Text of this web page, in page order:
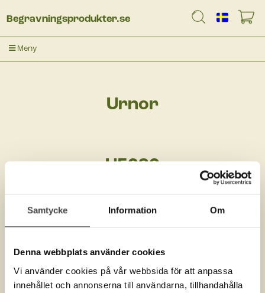
Samtycke Information Om
Denna webbplats använder cookies
Vi använder cookies på vår webbsida för att anpassa
innehållet och annonserna till användarna, tillhandahålla
Begravningsprodukter.se
Meny
Urnor
U5030